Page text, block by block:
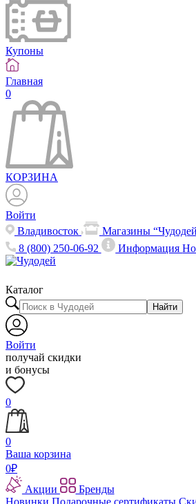
Купоны
Главная
0
КОРЗИНА
Войти
Владивосток
Магазины
8 (800) 250-06-92
Информация
Каталог
Найти
Войти
получай скидки
и бонусы
0
0
Ваша корзина
0₽
Акции
Бренды